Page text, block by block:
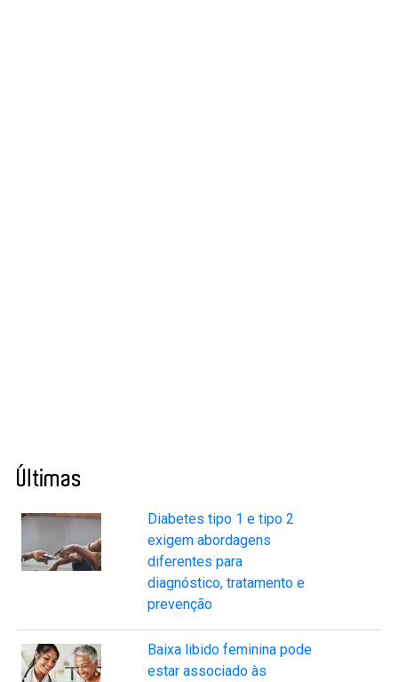
Últimas
Diabetes tipo 1 e tipo 2
exigem abordagens
diferentes para
diagnóstico, tratamento e
prevenção
Baixa libido feminina pode
estar associado às